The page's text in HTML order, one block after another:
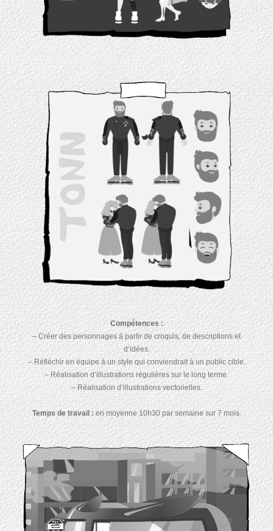
Compétences :
– Créer des personnages à partir de croquis, de descriptions et
d’idées.
– Réfléchir en équipe à un style qui conviendrait à un public cible.
– Réalisation d’illustrations régulières sur le long terme.
– Réalisation d’illustrations vectorielles.
Temps de travail : en moyenne 10h30 par semaine sur 7 mois.